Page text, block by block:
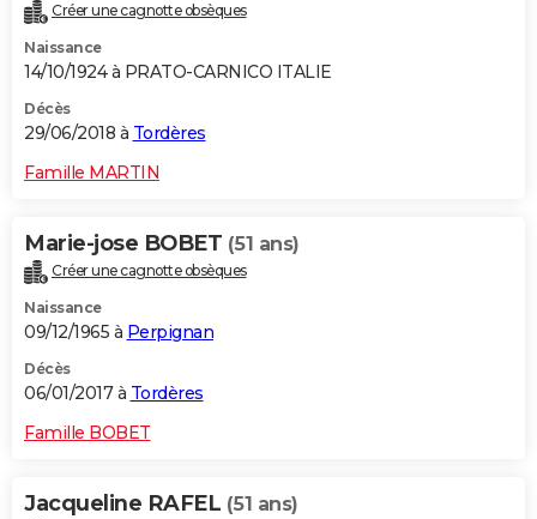
Créer une cagnotte obsèques
Naissance
14/10/1924 à PRATO-CARNICO ITALIE
Décès
29/06/2018 à Tordères
Famille MARTIN
Marie-jose BOBET (51 ans)
Créer une cagnotte obsèques
Naissance
09/12/1965 à Perpignan
Décès
06/01/2017 à Tordères
Famille BOBET
Jacqueline RAFEL (51 ans)